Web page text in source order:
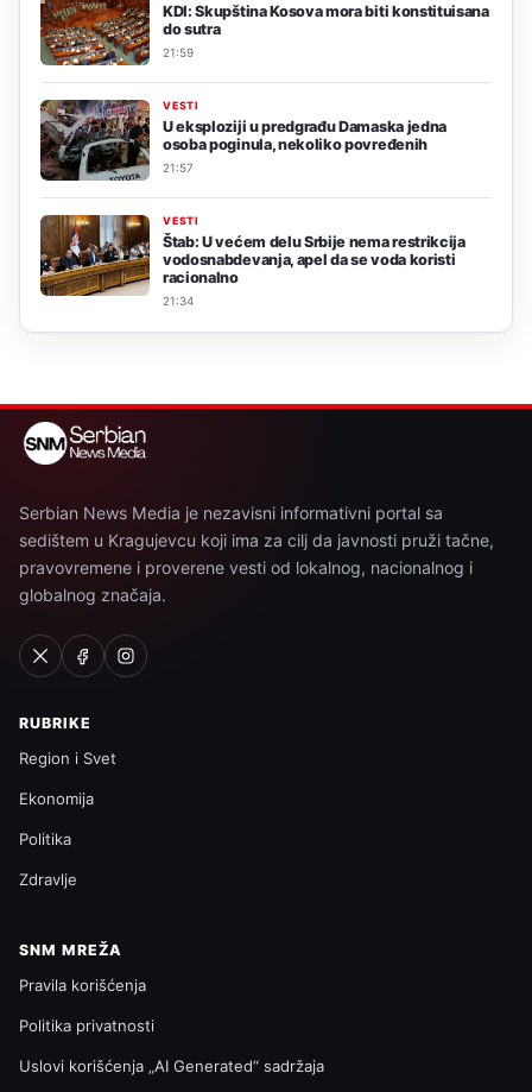
KDI: Skupština Kosova mora biti konstituisana
do sutra
21:59
VESTI
U eksploziji u predgrađu Damaska jedna
osoba poginula, nekoliko povređenih
21:57
VESTI
Štab: U većem delu Srbije nema restrikcija
vodosnabdevanja, apel da se voda koristi
racionalno
21:34
Serbian News Media je nezavisni informativni portal sa
sedištem u Kragujevcu koji ima za cilj da javnosti pruži tačne,
pravovremene i proverene vesti od lokalnog, nacionalnog i
globalnog značaja.
RUBRIKE
Region i Svet
Ekonomija
Politika
Zdravlje
SNM MREŽA
Pravila korišćenja
Politika privatnosti
Uslovi korišćenja „AI Generated“ sadržaja